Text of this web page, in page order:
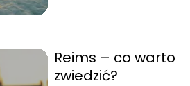
Reims – co warto
zwiedzić?